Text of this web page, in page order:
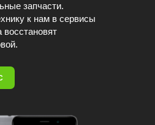
запчасти.
к нам в сервисы